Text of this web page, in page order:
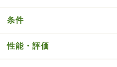
条件
性能・評価